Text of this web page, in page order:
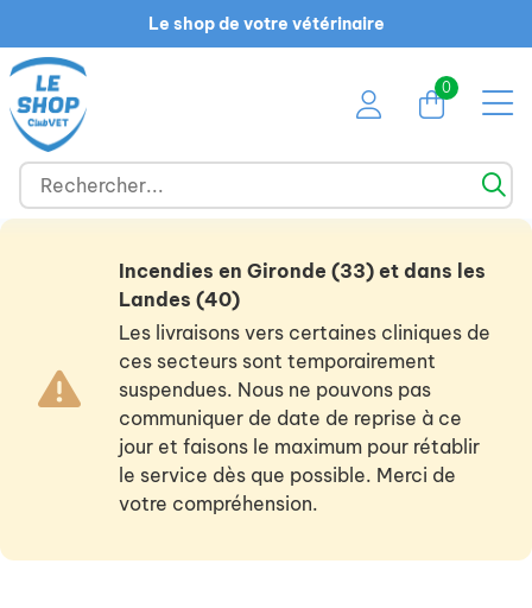
Le shop de votre vétérinaire
0
Incendies en Gironde (33) et dans les
Landes (40)
Les livraisons vers certaines cliniques de
ces secteurs sont temporairement
suspendues. Nous ne pouvons pas
communiquer de date de reprise à ce
jour et faisons le maximum pour rétablir
le service dès que possible. Merci de
votre compréhension.